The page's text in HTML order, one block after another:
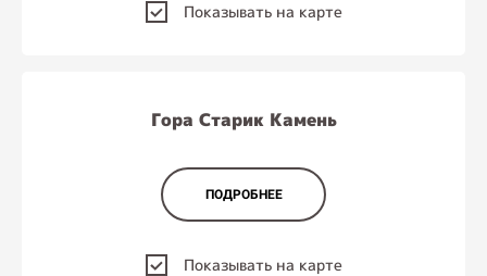
Показывать на карте
Гора Старик Камень
ПОДРОБНЕЕ
Показывать на карте